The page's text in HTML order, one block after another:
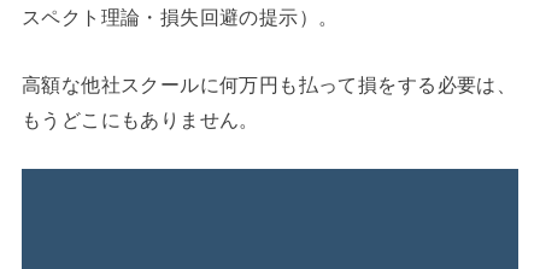
スペクト理論・損失回避の提示）。
高額な他社スクールに何万円も払って損をする必要は、
もうどこにもありません。